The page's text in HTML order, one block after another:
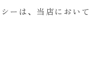
ーは、当店において